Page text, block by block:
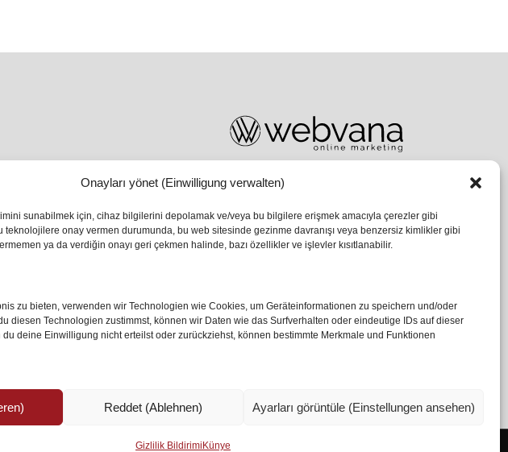
Onayları yönet (Einwilligung verwalten)
sunabilmek için, cihaz bilgilerini depolamak ve/veya bu bilgilere erişmek amacıyla çerezler gibi
teknolojilere onay vermen durumunda, bu web sitesinde gezinme davranışı veya benzersiz kimlikler gibi
ya da verdiğin onayı geri çekmen halinde, bazı özellikler ve işlevler kısıtlanabilir.
zu bieten, verwenden wir Technologien wie Cookies, um Geräteinformationen zu speichern und/oder
diesen Technologien zustimmst, können wir Daten wie das Surfverhalten oder eindeutige IDs auf dieser
deine Einwilligung nicht erteilst oder zurückziehst, können bestimmte Merkmale und Funktionen
Reddet (Ablehnen) Ayarları görüntüle (Einstellungen ansehen)
Gizlilik Bildirimi Künye